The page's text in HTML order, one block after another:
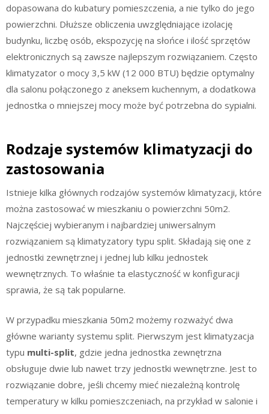
dopasowana do kubatury pomieszczenia, a nie tylko do jego
powierzchni. Dłuższe obliczenia uwzględniające izolację
budynku, liczbę osób, ekspozycję na słońce i ilość sprzętów
elektronicznych są zawsze najlepszym rozwiązaniem. Często
klimatyzator o mocy 3,5 kW (12 000 BTU) będzie optymalny
dla salonu połączonego z aneksem kuchennym, a dodatkowa
jednostka o mniejszej mocy może być potrzebna do sypialni.
Rodzaje systemów klimatyzacji do
zastosowania
Istnieje kilka głównych rodzajów systemów klimatyzacji, które
można zastosować w mieszkaniu o powierzchni 50m2.
Najczęściej wybieranym i najbardziej uniwersalnym
rozwiązaniem są klimatyzatory typu split. Składają się one z
jednostki zewnętrznej i jednej lub kilku jednostek
wewnętrznych. To właśnie ta elastyczność w konfiguracji
sprawia, że są tak popularne.
W przypadku mieszkania 50m2 możemy rozważyć dwa
główne warianty systemu split. Pierwszym jest klimatyzacja
typu multi-split, gdzie jedna jednostka zewnętrzna
obsługuje dwie lub nawet trzy jednostki wewnętrzne. Jest to
rozwiązanie dobre, jeśli chcemy mieć niezależną kontrolę
temperatury w kilku pomieszczeniach, na przykład w salonie i